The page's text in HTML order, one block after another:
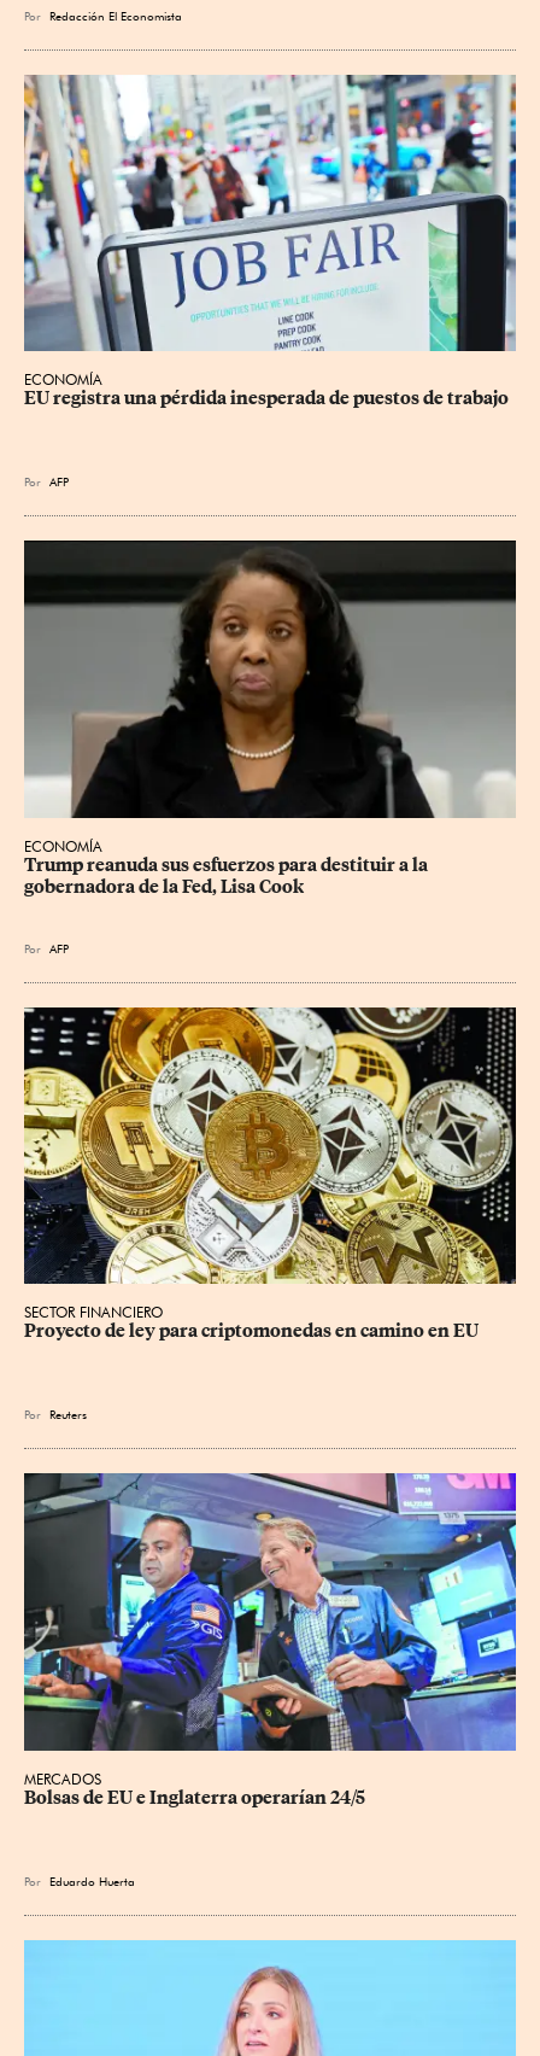
Por Redacción El Economista
ECONOMÍA
EU registra una pérdida inesperada de puestos de trabajo
Por AFP
ECONOMÍA
Trump reanuda sus esfuerzos para destituir a la
gobernadora de la Fed, Lisa Cook
Por AFP
SECTOR FINANCIERO
Proyecto de ley para criptomonedas en camino en EU
Por Reuters
MERCADOS
Bolsas de EU e Inglaterra operarían 24/5
Por Eduardo Huerta